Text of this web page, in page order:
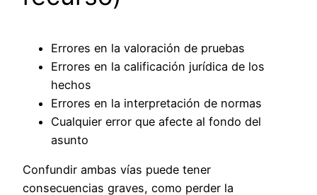
Errores en la valoración de pruebas
Errores en la calificación jurídica de los
hechos
Errores en la interpretación de normas
Cualquier error que afecte al fondo del
asunto
Confundir ambas vías puede tener
consecuencias graves, como perder la